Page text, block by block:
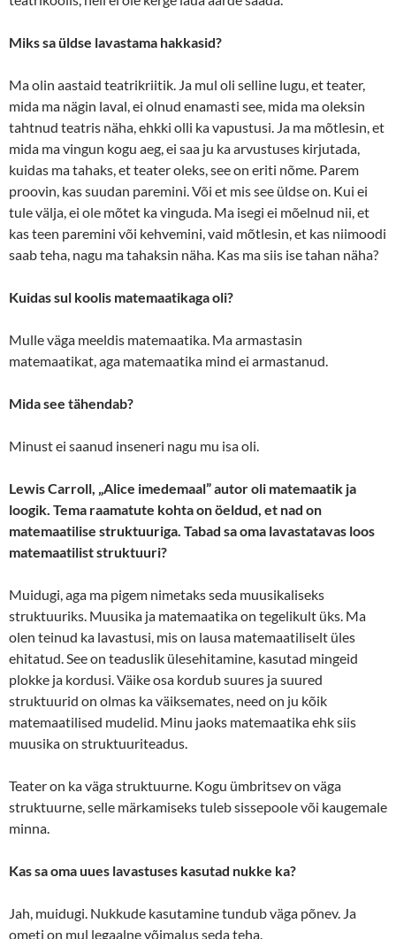
Miks sa üldse lavastama hakkasid?
Ma olin aastaid teatrikriitik. Ja mul oli selline lugu, et teater,
mida ma nägin laval, ei olnud enamasti see, mida ma oleksin
tahtnud teatris näha, ehkki olli ka vapustusi. Ja ma mõtlesin, et
mida ma vingun kogu aeg, ei saa ju ka arvustuses kirjutada,
kuidas ma tahaks, et teater oleks, see on eriti nõme. Parem
proovin, kas suudan paremini. Või et mis see üldse on. Kui ei
tule välja, ei ole mõtet ka vinguda. Ma isegi ei mõelnud nii, et
kas teen paremini või kehvemini, vaid mõtlesin, et kas niimoodi
saab teha, nagu ma tahaksin näha. Kas ma siis ise tahan näha?
Kuidas sul koolis matemaatikaga oli?
Mulle väga meeldis matemaatika. Ma armastasin
matemaatikat, aga matemaatika mind ei armastanud.
Mida see tähendab?
Minust ei saanud inseneri nagu mu isa oli.
Lewis Carroll, „Alice imedemaal” autor oli matemaatik ja
loogik. Tema raamatute kohta on öeldud, et nad on
matemaatilise struktuuriga. Tabad sa oma lavastatavas loos
matemaatilist struktuuri?
Muidugi, aga ma pigem nimetaks seda muusikaliseks
struktuuriks. Muusika ja matemaatika on tegelikult üks. Ma
olen teinud ka lavastusi, mis on lausa matemaatiliselt üles
ehitatud. See on teaduslik ülesehitamine, kasutad mingeid
plokke ja kordusi. Väike osa kordub suures ja suured
struktuurid on olmas ka väiksemates, need on ju kõik
matemaatilised mudelid. Minu jaoks matemaatika ehk siis
muusika on struktuuriteadus.
Teater on ka väga struktuurne. Kogu ümbritsev on väga
struktuurne, selle märkamiseks tuleb sissepoole või kaugemale
minna.
Kas sa oma uues lavastuses kasutad nukke ka?
Jah, muidugi. Nukkude kasutamine tundub väga põnev. Ja
ometi on mul legaalne võimalus seda teha.